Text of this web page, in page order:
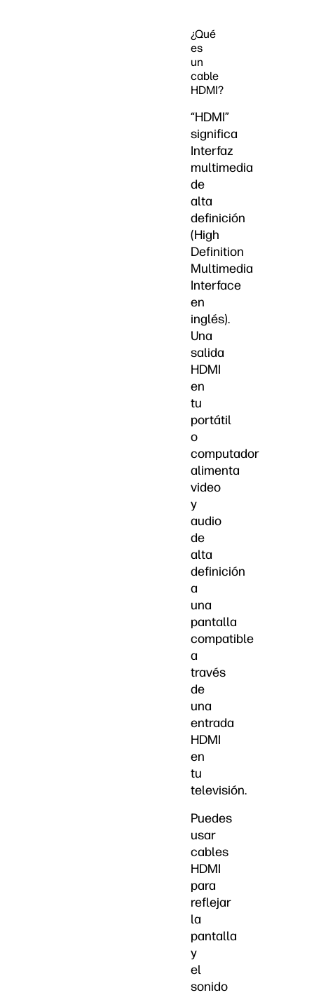
¿Qué
es
un
cable
HDMI?
“HDMI”
significa
Interfaz
multimedia
de
alta
definición
(High
Definition
Multimedia
Interface
en
inglés).
Una
salida
HDMI
en
tu
portátil
o
computador
alimenta
video
y
audio
de
alta
definición
a
una
pantalla
compatible
a
través
de
una
entrada
HDMI
en
tu
televisión.
Puedes
usar
cables
HDMI
para
reflejar
la
pantalla
y
el
sonido